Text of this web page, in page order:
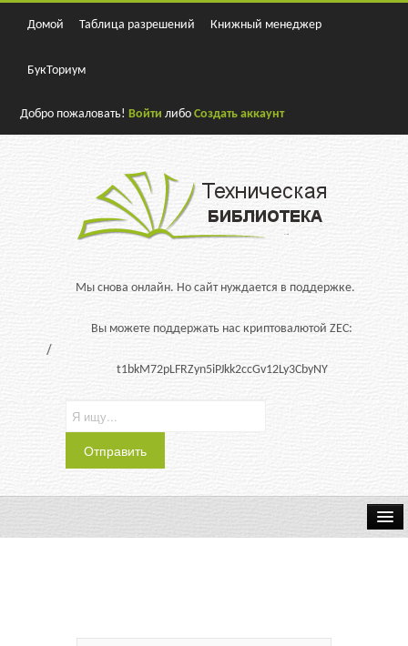
Домой Таблица разрешений Книжный менеджер
БукТориум
Добро пожаловать!Войти либоСоздать аккаунт
Мы снова онлайн. Но сайт нуждается в поддержке.
Вы можете поддержать нас криптовалютой ZEC:
t1bkM72pLFRZyn5iPJkk2ccGv12Ly3CbyNY